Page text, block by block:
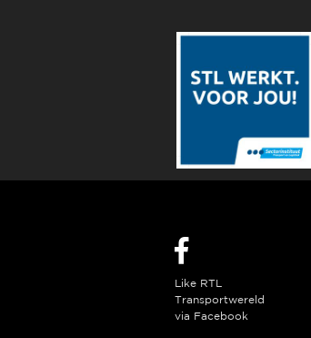
Like RTL
Transportwereld
via Facebook